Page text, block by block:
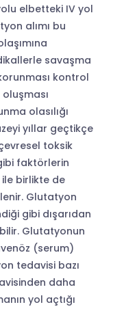
elbetteki IV yol
alımı bu
savaşma
kontrol
oluşması
olasılığı
yıllar geçtikçe
toksik
faktörlerin
birlikte de
Glutatyon
gibi dışarıdan
Glutatyonun
(serum)
tedavisi bazı
daha
yol açtığı